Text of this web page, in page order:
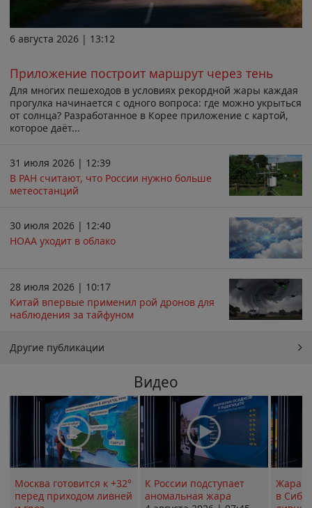
6 августа 2026 | 13:12
Приложение построит маршрут через тень
Для многих пешеходов в условиях рекордной жары каждая
прогулка начинается с одного вопроса: где можно укрыться
от солнца? Разработанное в Корее приложение с картой,
которое даёт...
31 июля 2026 | 12:39
В РАН считают, что России нужно больше
метеостанций
30 июля 2026 | 12:40
НОАА уходит в облако
28 июля 2026 | 10:17
Китай впервые применил рой дронов для
наблюдения за тайфуном
Другие публикации
Видео
Москва готовится к +32°
перед приходом ливней
К России подступает
аномальная жара
Жара в
в